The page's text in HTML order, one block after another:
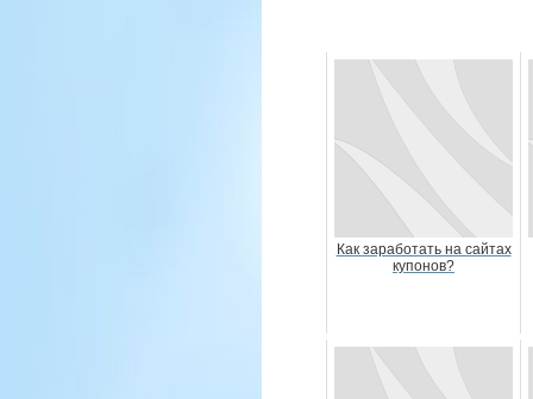
Как заработать на сайтах
купонов?